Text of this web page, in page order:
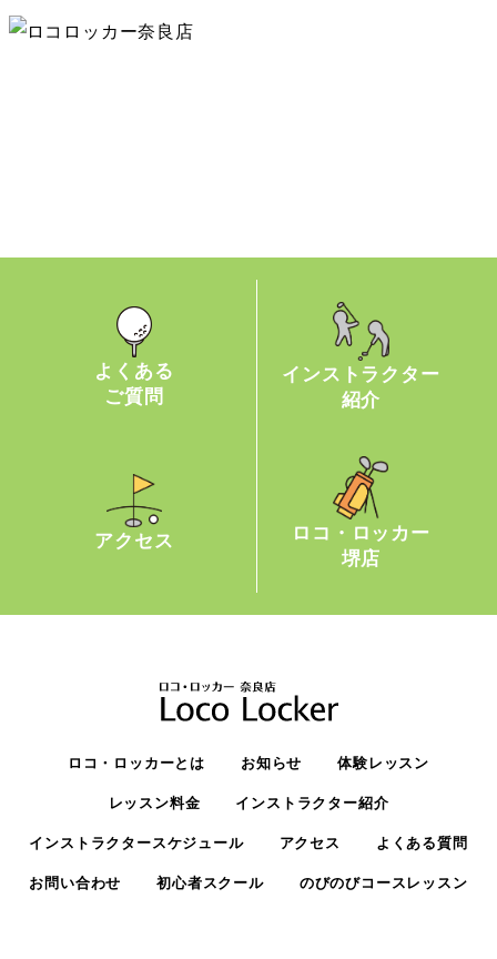
よくある
ご質問
インストラクター
紹介
アクセス
ロコ・ロッカー
堺店
ロコ・ロッカーとは お知らせ 体験レッスン
レッスン料金 インストラクター紹介
インストラクタースケジュール アクセス よくある質問
お問い合わせ 初心者スクール のびのびコースレッスン